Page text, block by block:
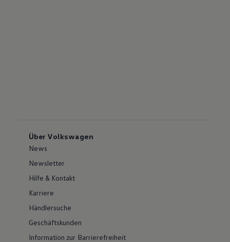
Über Volkswagen
News
Newsletter
Hilfe & Kontakt
Karriere
Händlersuche
Geschäftskunden
Information zur Barrierefreiheit